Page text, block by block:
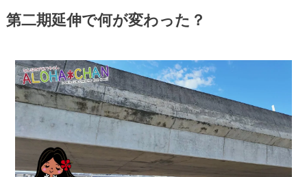
第二期延伸で何が変わった？